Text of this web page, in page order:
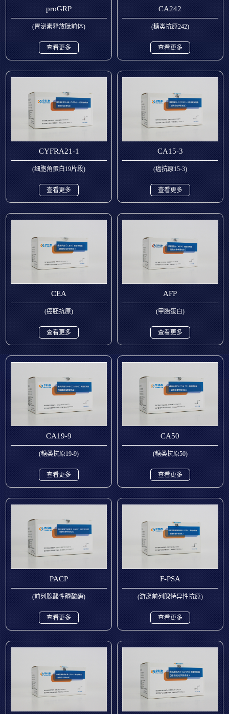
proGRP
(胃泌素释放肽前体)
查看更多
CA242
(糖类抗原242)
查看更多
CYFRA21-1
(细胞角蛋白19片段)
查看更多
CA15-3
(癌抗原15-3)
查看更多
CEA
(癌胚抗原)
查看更多
AFP
(甲胎蛋白)
查看更多
CA19-9
(糖类抗原19-9)
查看更多
CA50
(糖类抗原50)
查看更多
PACP
(前列腺酸性磷酸酶)
查看更多
F-PSA
(游离前列腺特异性抗原)
查看更多